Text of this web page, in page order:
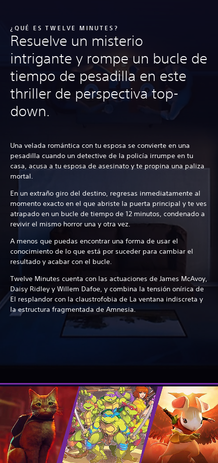
¿QUÉ ES TWELVE MINUTES?
Resuelve un misterio
intrigante y rompe un bucle de
tiempo de pesadilla en este
thriller de perspectiva top-
down.
Una velada romántica con tu esposa se convierte en una
pesadilla cuando un detective de la policía irrumpe en tu
casa, acusa a tu esposa de asesinato y te propina una paliza
mortal.
En un extraño giro del destino, regresas inmediatamente al
momento exacto en el que abriste la puerta principal y te ves
atrapado en un bucle de tiempo de 12 minutos, condenado a
revivir el mismo horror una y otra vez.
A menos que puedas encontrar una forma de usar el
conocimiento de lo que está por suceder para cambiar el
resultado y acabar con el bucle.
Twelve Minutes cuenta con las actuaciones de James McAvoy,
Daisy Ridley y Willem Dafoe, y combina la tensión onírica de
El resplandor con la claustrofobia de La ventana indiscreta y
la estructura fragmentada de Amnesia.